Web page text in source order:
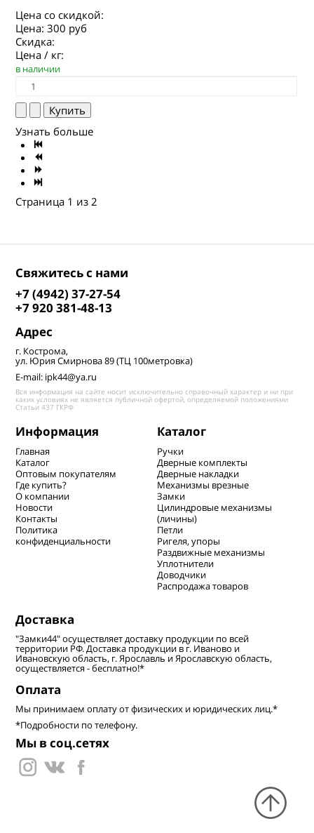
Цена со скидкой:
Цена:300 руб
Скидка:
Цена / кг:
в наличии
Узнать больше
Страница 1 из 2
Свяжитесь с нами
+7 (4942) 37-27-54
+7 920 381-48-13
Адрес
г. Кострома,
ул. Юрия Смирнова 89 (ТЦ 100метровка)
E-mail: ipk44@ya.ru
Вся информация на сайте носит исключительно справочный характер и ни при
каких условиях не является публичной офертой, определяемой положениями
Статьи 437 ГКРФ
Информация
Главная
Каталог
Оптовым покупателям
Где купить?
О компании
Новости
Контакты
Политика
конфиденциальности
Каталог
Ручки
Дверные комплекты
Дверные накладки
Механизмы врезные
Замки
Цилиндровые механизмы
(личины)
Петли
Ригеля, упоры
Раздвижные механизмы
Уплотнители
Доводчики
Распродажа товаров
Доставка
"Замки44" осуществляет доставку продукции по всей
территории РФ. Доставка продукции в г. Иваново и
Ивановскую область, г. Ярославль и Ярославскую область,
осуществляется - бесплатно!*
Оплата
Мы принимаем оплату от физических и юридических лиц.*
*Подробности по телефону.
Мы в соц.сетях